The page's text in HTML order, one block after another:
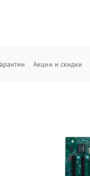
Акции и скидки